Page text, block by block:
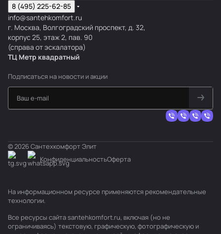
8 (495) 225-62-85
info@santehkomfort.ru
г. Москва, Волгоградский проспект, д. 32,
корпус 25, этаж 2, пав. 90
(справа от эскалатора)
ТЦ Метр квадратный
Подписаться на новости и акции
© 2026 Сантехкомфорт Элит
КонфиденциальностьОферта
На информационном ресурсе применяются рекомендательные
технологии.
Все ресурсы сайта santehkomfort.ru, включая (но не
ограничиваясь) текстовую, графическую, фотографическую и